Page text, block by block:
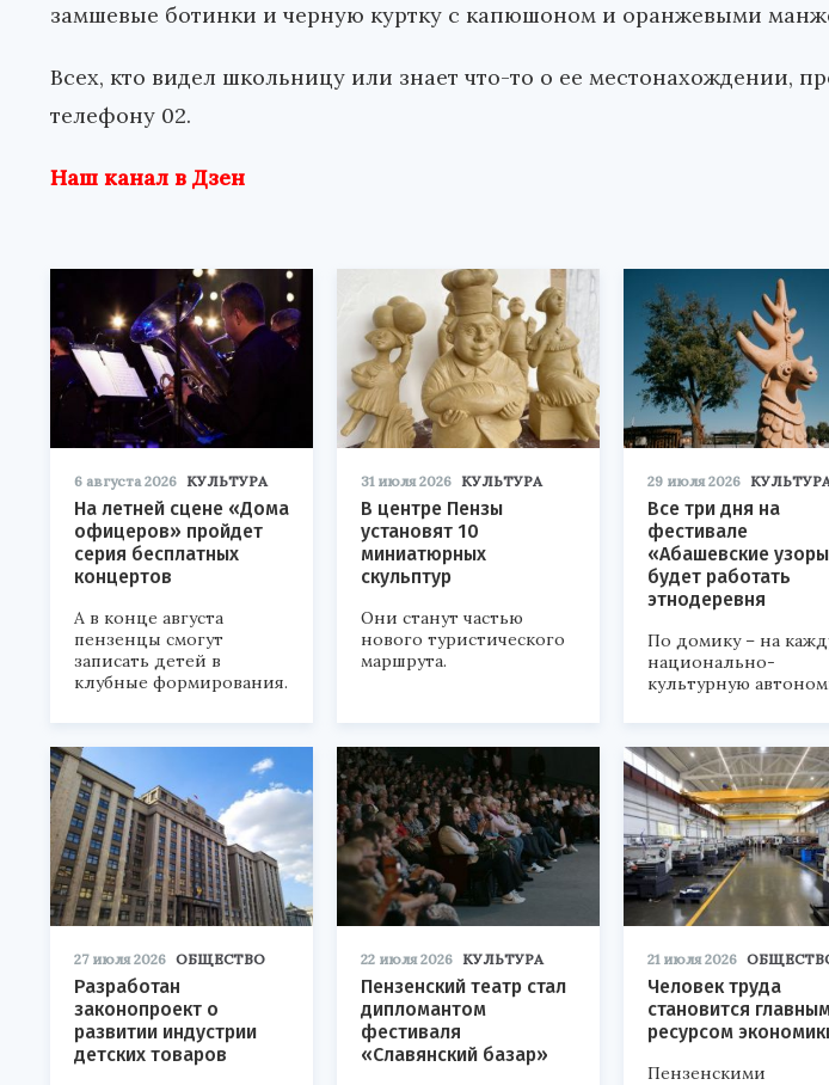
замшевые ботинки и черную куртку с капюшоном и оранжевыми
Всех, кто видел школьницу или знает что-то о ее местонахождении,
телефону 02.
Наш канал в Дзен
6 августа 2026 КУЛЬТУРА
На летней сцене «Дома
офицеров» пройдет
серия бесплатных
концертов
А в конце августа
пензенцы смогут
записать детей в
клубные формирования.
31 июля 2026 КУЛЬТУРА
В центре Пензы
установят 10
миниатюрных
скульптур
Они станут частью
нового туристического
маршрута.
29 июля 2026
Все три дня на
фестивале
«Абашевские
будет работать
этнодеревня
По домику – на
национально-
культурную
27 июля 2026 ОБЩЕСТВО
Разработан
законопроект о
развитии индустрии
детских товаров
22 июля 2026 КУЛЬТУРА
Пензенский театр стал
дипломантом
фестиваля
«Славянский базар»
21 июля 2026
Человек труда
становится
ресурсом
Пензенскими